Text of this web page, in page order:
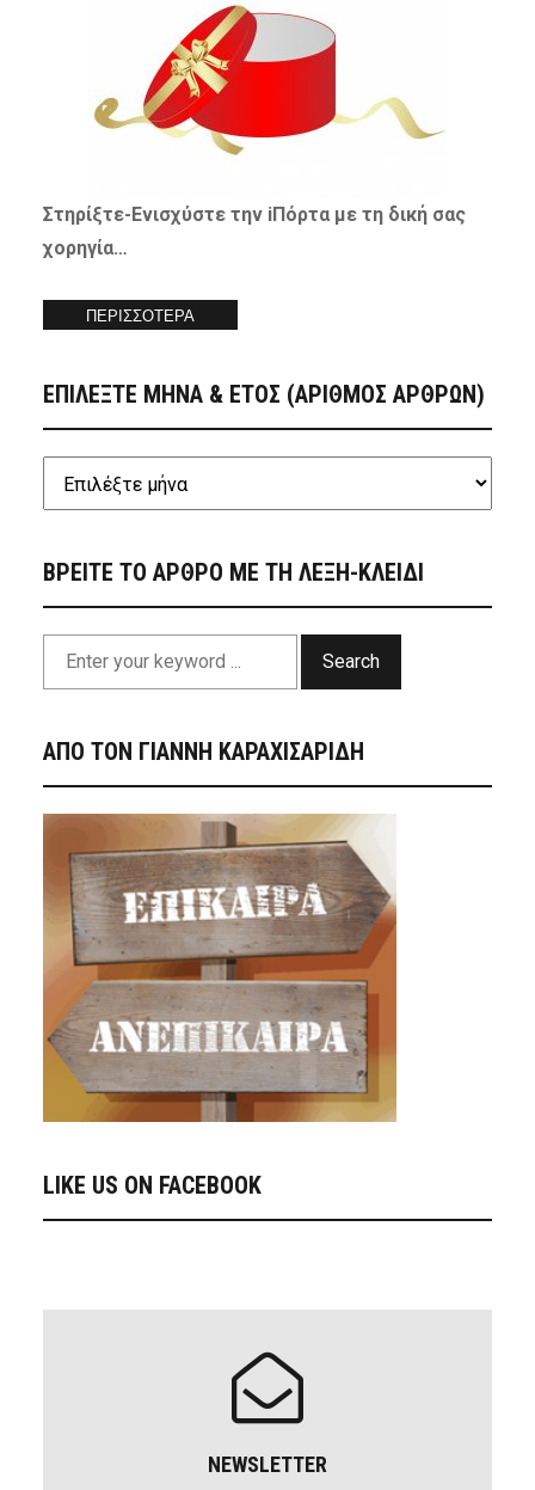
Στηρίξτε-Ενισχύστετην iΠόρτα με τη δική σας
χορηγία…
ΠΕΡΙΣΣΟΤΕΡΑ
ΕΠΙΛΕΞΤΕ ΜΗΝΑ & ΕΤΟΣ (ΑΡΙΘΜΟΣ ΑΡΘΡΩΝ)
ΒΡΕΙΤΕ ΤΟ ΑΡΘΡΟ ΜΕ ΤΗ ΛΕΞΗ-ΚΛΕΙΔΙ
Search
ΑΠΟ ΤΟΝ ΓΙΑΝΝΗ ΚΑΡΑΧΙΣΑΡΙΔΗ
LIKE US ON FACEBOOK
NEWSLETTER